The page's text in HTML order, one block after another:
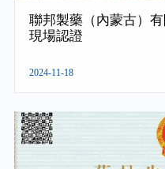
聯邦製藥（內蒙古）
現場認證
2024-11-18